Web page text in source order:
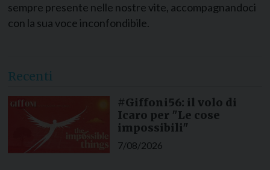
sempre presente nelle nostre vite, accompagnandoci
con la sua voce inconfondibile.
Recenti
#Giffoni56: il volo di
Icaro per "Le cose
impossibili"
7/08/2026